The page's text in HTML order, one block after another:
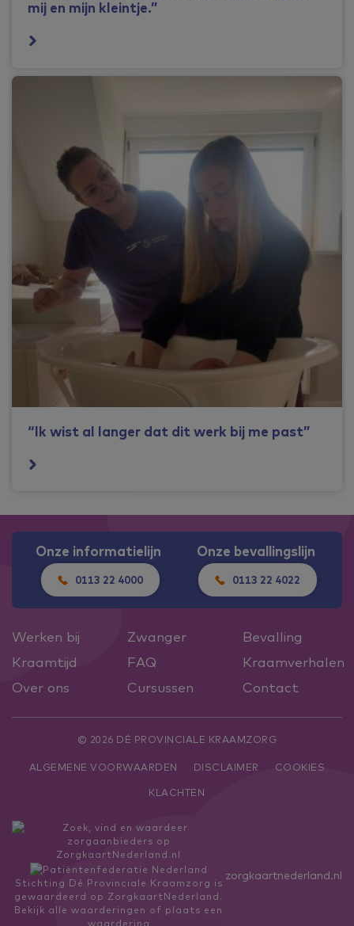
mij en mijn kleintje.”
“Ik wist al langer dat dit werk bij me past”
Onze informatielijn
0113 22 4000
Onze bevallingslijn
0113 22 4022
Werken bij Zwanger
Bevalling
Kraamtijd
FAQ
Kraamverhalen
Over ons
Cursussen Contact
© 2026 DÉ PROVINCIALE KRAAMZORG
ALGEMENE VOORWAARDEN DISCLAIMER
COOKIES
KLACHTEN
Stichting Dé Provinciale Kraamzorg is
gewaardeerd op ZorgkaartNederland.
Bekijk alle waarderingen of plaats een
waardering
zorgkaartnederland.nl